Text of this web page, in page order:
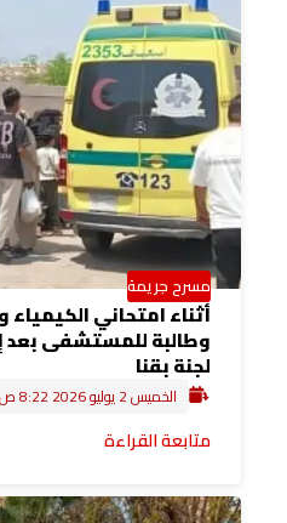
مسرح جريمة
أثناء امتحاني
وطالبة للمستشفى بعد
لجنة بقنا
الخميس 2 يوليو 2026 8:22 ص
متابعة القراءة